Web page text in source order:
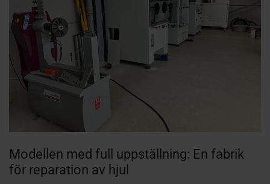
Modellen med full uppställning: En fabrik
för reparation av hjul